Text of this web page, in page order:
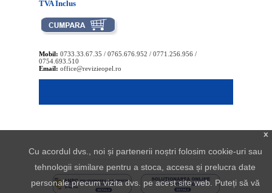
TVA Inclus
Mobil: 0733.33.67.35 / 0765.676.952 / 0771.256.956 /
0754.693.510
Email: office@revizieopel.ro
x
Cu acordul dvs., noi și partenerii noștri folosim cookie-uri sau
tehnologii similare pentru a stoca, accesa și prelucra date
personale precum vizita dvs. pe acest site web. Puteți să vă